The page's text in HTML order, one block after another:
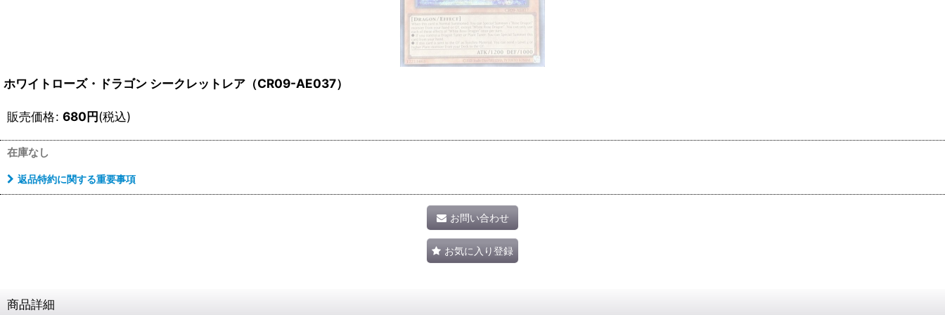
ホワイトローズ・ドラゴン シークレットレア（CR09-AE037）
販売価格: 680円(税込)
在庫なし
返品特約に関する重要事項
お問い合わせ
お気に入り登録
商品詳細